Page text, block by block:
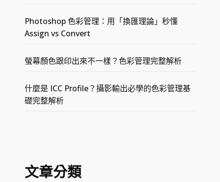
Photoshop 色彩管理：用「換匯理論」秒懂
Assign vs Convert
螢幕顏色跟印出來不一樣？色彩管理完整解析
什麼是 ICC Profile？攝影輸出必學的色彩管理基
礎完整解析
文章分類